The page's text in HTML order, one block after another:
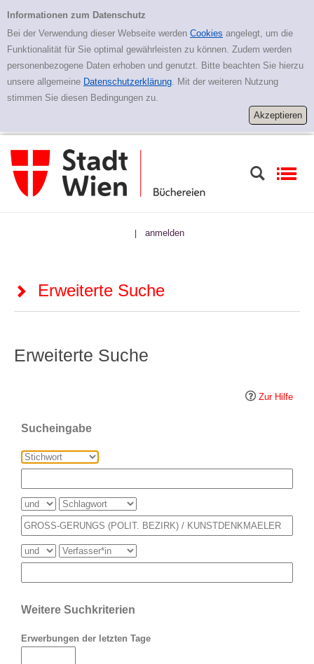
Erweiterte Suche
Informationen zum Datenschutz
Bei der Verwendung dieser Webseite werden Cookies angelegt, um die
Funktionalität für Sie optimal gewährleisten zu können. Zudem werden
personenbezogene Daten erhoben und genutzt. Bitte beachten Sie hierzu
unsere allgemeine Datenschutzerklärung. Mit der weiteren Nutzung
stimmen Sie diesen Bedingungen zu.
| anmelden
Erweiterte Suche
Erweiterte Suche
Zur Hilfe
Sucheingabe
Weitere Suchkriterien
Erwerbungen der letzten Tage